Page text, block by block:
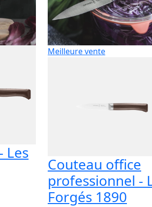
Les
Meilleure vente
Couteau office
professionnel -
Forgés 1890